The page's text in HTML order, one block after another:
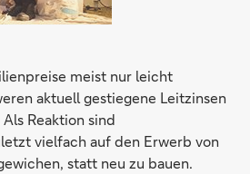
meist nur leicht
aktuell gestiegene Leitzinsen
Reaktion sind
vielfach auf den Erwerb von
statt neu zu bauen.